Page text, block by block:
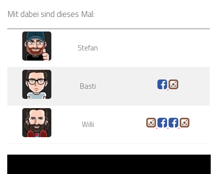
Mit dabei sind dieses Mal:
Stefan
Basti
Willi